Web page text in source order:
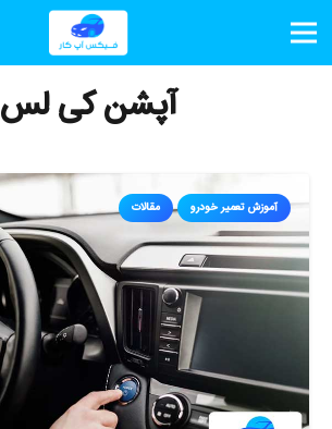
آپشن کی لس
آموزش تعمیر خودرو مقالات